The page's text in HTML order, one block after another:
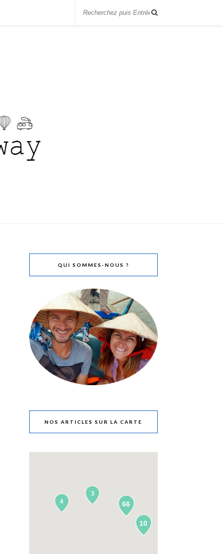
QUI SOMMES-NOUS ?
NOS ARTICLES SUR LA CARTE
3
10
66
4